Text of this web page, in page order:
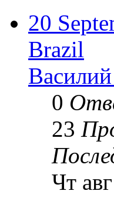
20
Brazil
0
23
Чт